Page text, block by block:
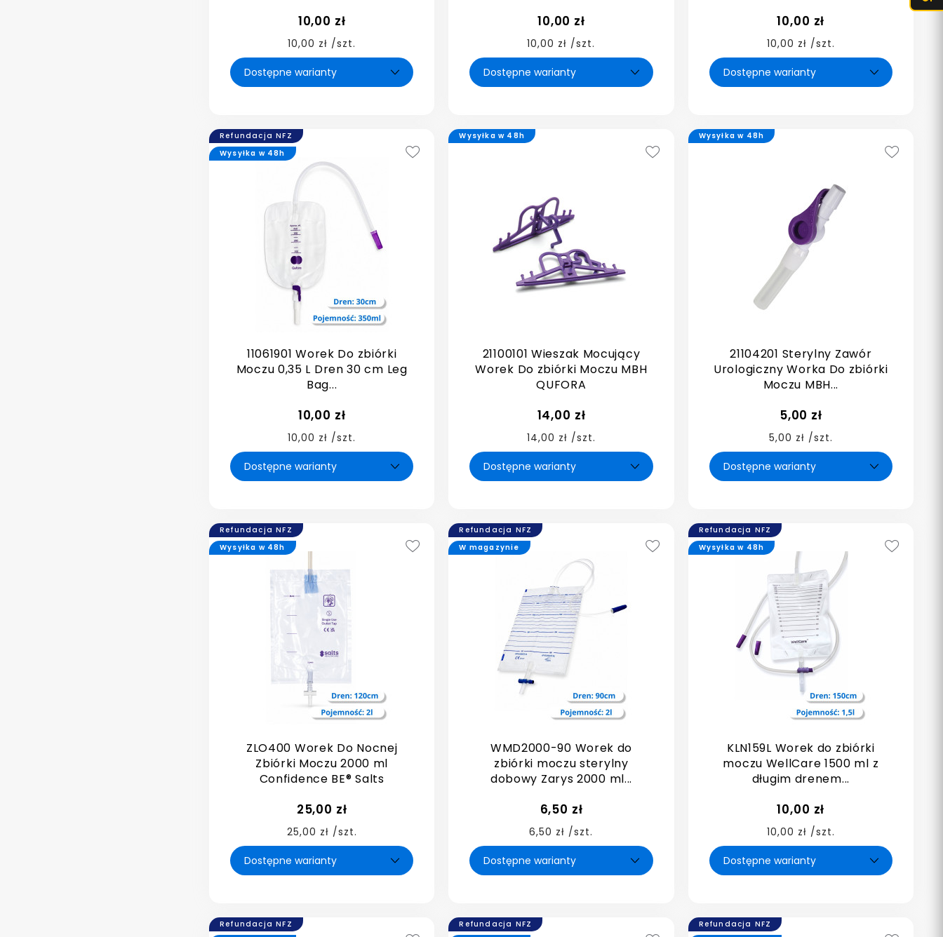
10,00 zł
10,00 zł /szt.
10,00 zł
10,00 zł /szt.
10,00 zł
10,00 zł /szt.
Refundacja NFZ
11061901 Worek Do zbiórki
Moczu 0,35 L Dren 30 cm Leg
Bag...
10,00 zł
10,00 zł /szt.
Wysyłka w 48h
21100101 Wieszak Mocujący
Worek Do zbiórki Moczu MBH
QUFORA
14,00 zł
14,00 zł /szt.
Wysyłka w 48h
21104201 Sterylny Zawór
Urologiczny Worka Do zbiórki
Moczu MBH...
5,00 zł
5,00 zł /szt.
Wysyłka w 48h
Refundacja NFZ
ZLO400 Worek Do Nocnej
Zbiórki Moczu 2000 ml
Confidence BE® Salts
25,00 zł
25,00 zł /szt.
Wysyłka w 48h
Refundacja NFZ
WMD2000-90 Worek do
zbiórki moczu sterylny
dobowy Zarys 2000 ml...
6,50 zł
6,50 zł /szt.
W magazynie
Refundacja NFZ
KLN159L Worek do zbiórki
moczu WellCare 1500 ml z
długim drenem...
10,00 zł
10,00 zł /szt.
Wysyłka w 48h
Refundacja NFZ
Refundacja NFZ
Refundacja NFZ